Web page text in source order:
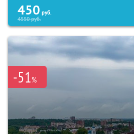
450 руб.
4550руб.
-51%